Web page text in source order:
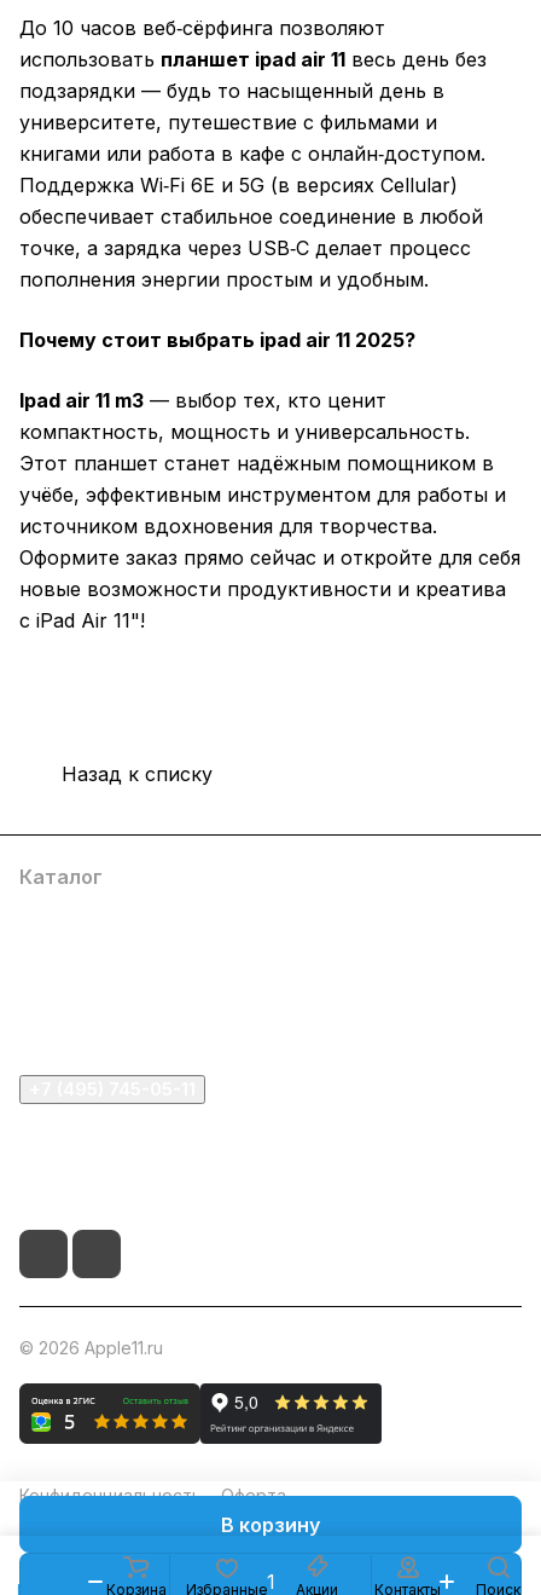
В корзину
До 10 часов веб‑сёрфинга позволяют
использовать планшет ipad air 11 весь день без
подзарядки — будь то насыщенный день в
университете, путешествие с фильмами и
книгами или работа в кафе с онлайн‑доступом.
Поддержка Wi‑Fi 6E и 5G (в версиях Cellular)
обеспечивает стабильное соединение в любой
точке, а зарядка через USB‑C делает процесс
пополнения энергии простым и удобным.
Почему стоит выбрать ipad air 11 2025?
Ipad air 11 m3 — выбор тех, кто ценит
компактность, мощность и универсальность.
Этот планшет станет надёжным помощником в
учёбе, эффективным инструментом для работы и
источником вдохновения для творчества.
Оформите заказ прямо сейчас и откройте для себя
новые возможности продуктивности и креатива
с iPad Air 11"!
Назад к списку
Каталог Корзина Избранные Акции Контакты Поиск
Каталог
© 2026 Apple11.ru
Конфиденциальность Оферта